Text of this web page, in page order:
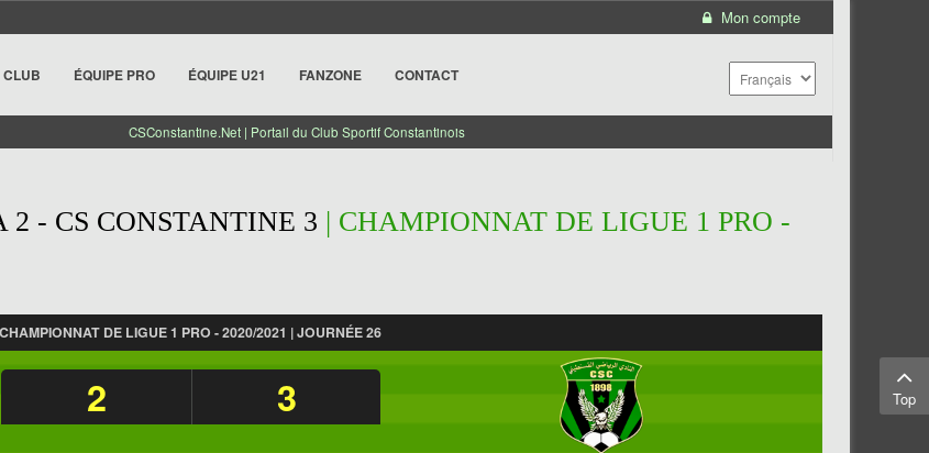
Mon compte
CLUB ÉQUIPE PRO ÉQUIPE U21 FANZONE CONTACT
CSConstantine.Net | Portail du Club Sportif Constantinois
- CS CONSTANTINE 3 | CHAMPIONNAT DE LIGUE 1 PRO -
CHAMPIONNAT DE LIGUE 1 PRO - 2020/2021 | JOURNÉE 26
2 3 Top